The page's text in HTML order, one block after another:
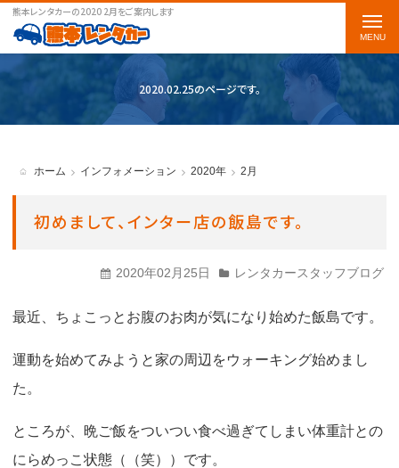
熊本レンタカーの2020 2月をご案内します
2020.02.25のページです。
ホーム インフォメーション 2020年 2月
初めまして、インター店の飯島です。
2020年02月25日 レンタカースタッフブログ
最近、ちょこっとお腹のお肉が気になり始めた飯島です。
運動を始めてみようと家の周辺をウォーキング始めまし
た。
ところが、晩ご飯をついつい食べ過ぎてしまい体重計との
にらめっこ状態（（笑））です。
t
o
g
l
i